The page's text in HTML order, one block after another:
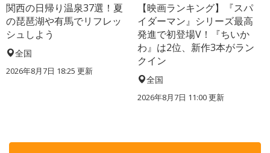
関西の日帰り温泉37選！夏
の琵琶湖や有馬でリフレッ
シュしよう
全国
2026年8月7日 18:25 更新
【映画ランキング】『スパ
イダーマン』シリーズ最高
発進で初登場V！『ちいか
わ』は2位、新作3本がラン
クイン
全国
2026年8月7日 11:00更新